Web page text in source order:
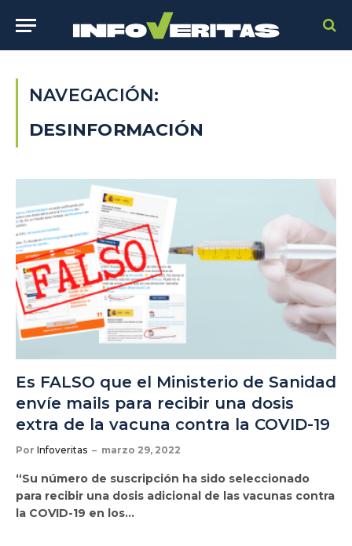
NAVEGACIÓN:
DESINFORMACIÓN
Es FALSO que el Ministerio de Sanidad
envíe mails para recibir una dosis
extra de la vacuna contra la COVID-19
Por Infoveritas marzo 29, 2022
“Su número de suscripción ha sido seleccionado
para recibir una dosis adicional de las vacunas contra
la COVID-19 en los…